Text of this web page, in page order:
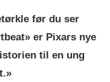
før du ser
er Pixars nye
til en ung